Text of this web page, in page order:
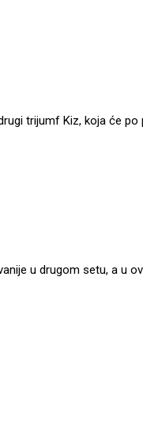
trijumf Kiz, koja će po
u drugom setu, a u